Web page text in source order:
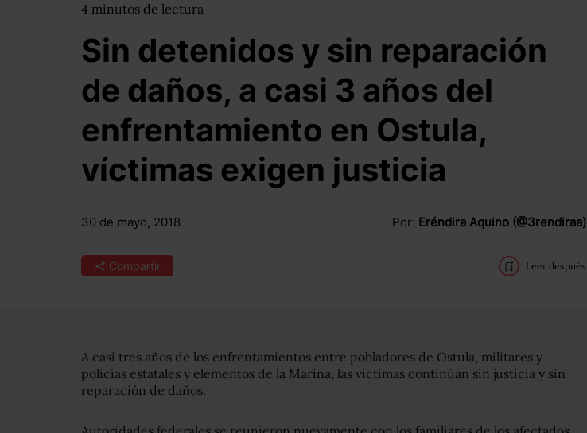
4 minutos de lectura
Sin detenidos y sin reparación
de daños, a casi 3 años del
enfrentamiento en Ostula,
víctimas exigen justicia
30 de mayo, 2018 Por: Eréndira Aquino (@3rendiraa)
Compartir Leer después
A casi tres años de los enfrentamientos entre pobladores de Ostula, militares y
policías estatales y elementos de la Marina, las víctimas continúan sin justicia y sin
reparación de daños.